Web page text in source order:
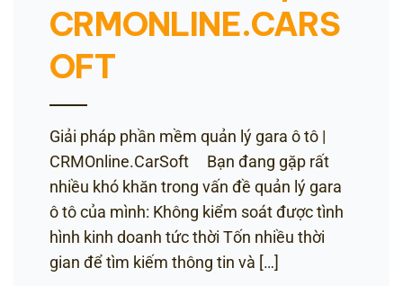
CRMONLINE.CARS
OFT
Giải pháp phần mềm quản lý gara ô tô |
CRMOnline.CarSoft Bạn đang gặp rất
nhiều khó khăn trong vấn đề quản lý gara
ô tô của mình: Không kiểm soát được tình
hình kinh doanh tức thời Tốn nhiều thời
gian để tìm kiếm thông tin và […]